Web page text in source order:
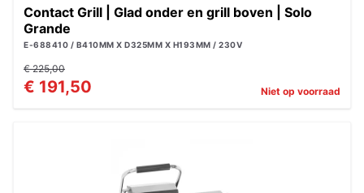
Contact Grill | Glad onder en grill boven | Solo
Grande
E-688410 / B410MM X D325MM X H193MM / 230V
€ 225,00
€ 191,50 Niet op voorraad